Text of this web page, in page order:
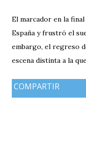
El marcador en la
España y frustró el
embargo, el regreso
escena distinta a la
Buenos Aires para
COMPARTIR